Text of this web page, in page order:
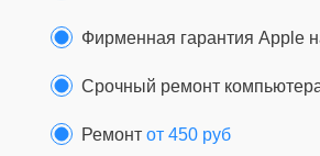
Фирменная гарантия Apple
Срочный ремонт
Ремонт от 450 руб